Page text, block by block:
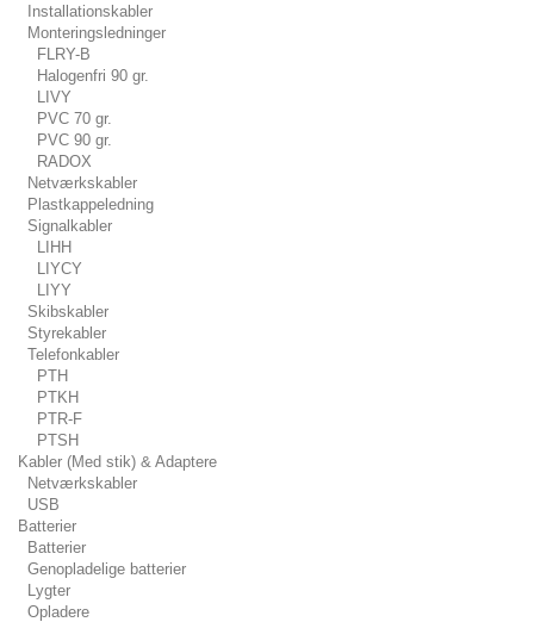
Installationskabler
Monteringsledninger
FLRY-B
Halogenfri 90 gr.
LIVY
PVC 70 gr.
PVC 90 gr.
RADOX
Netværkskabler
Plastkappeledning
Signalkabler
LIHH
LIYCY
LIYY
Skibskabler
Styrekabler
Telefonkabler
PTH
PTKH
PTR-F
PTSH
Kabler (Med stik) & Adaptere
Netværkskabler
USB
Batterier
Batterier
Genopladelige batterier
Lygter
Opladere